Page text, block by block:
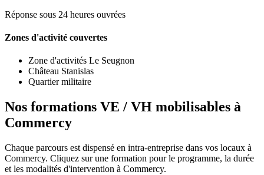
Réponse sous 24 heures ouvrées
Zones d'activité couvertes
Zone d'activités Le Seugnon
Château Stanislas
Quartier militaire
Nos formations VE / VH mobilisables à
Commercy
Chaque parcours est dispensé en intra-entreprise dans vos locaux à
Commercy. Cliquez sur une formation pour le programme, la durée
et les modalités d'intervention à Commercy.